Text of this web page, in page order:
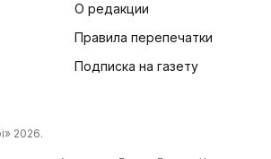
О редакции
Правила перепечатки
Подписка на газету
2026.